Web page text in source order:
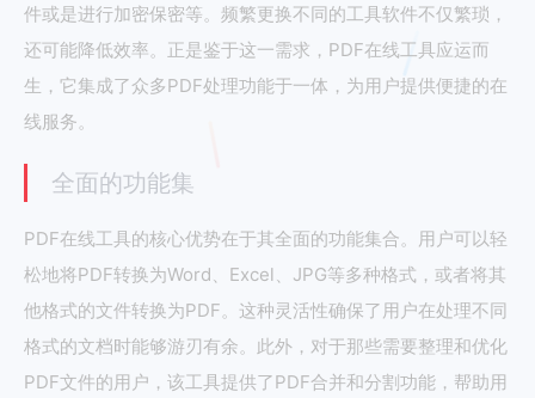
件或是进行加密保密等。频繁更换不同的工具软件不仅繁琐，
还可能降低效率。正是鉴于这一需求，PDF在线工具应运而
生，它集成了众多PDF处理功能于一体，为用户提供便捷的在
线服务。
全面的功能集
PDF在线工具的核心优势在于其全面的功能集合。用户可以轻
松地将PDF转换为Word、Excel、JPG等多种格式，或者将其
他格式的文件转换为PDF。这种灵活性确保了用户在处理不同
格式的文档时能够游刃有余。此外，对于那些需要整理和优化
PDF文件的用户，该工具提供了PDF合并和分割功能，帮助用